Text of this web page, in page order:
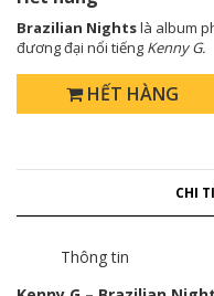
Brazilian Nightslà album
đương đại nổi tiếng Kenny G.
HẾT HÀNG
CHI
Thông tin